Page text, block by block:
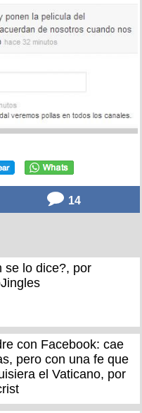
14
se lo dice?, por
con Facebook: cae
pero con una fe que
el Vaticano, por